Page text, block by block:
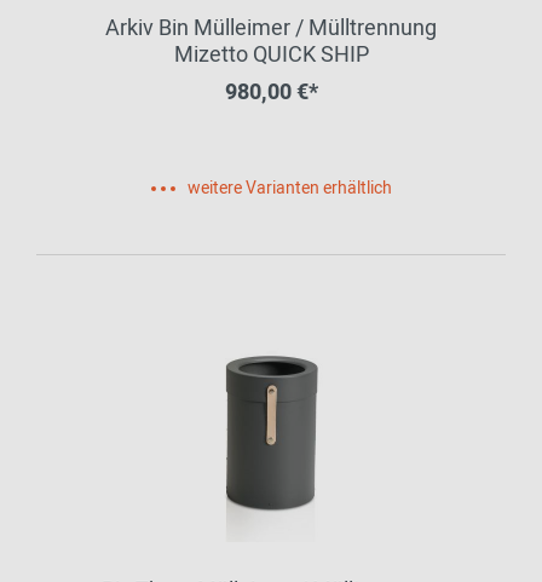
Arkiv Bin Mülleimer / Mülltrennung
Mizetto QUICK SHIP
980,00 €*
weitere Varianten erhältlich